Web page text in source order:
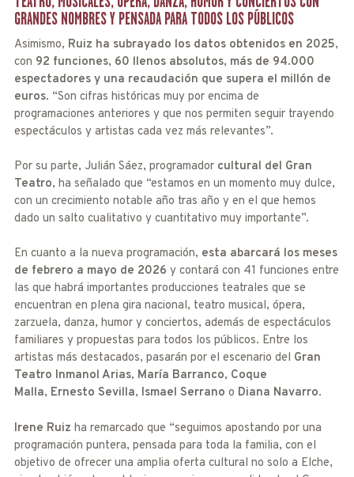
GRANDES NOMBRES Y PENSADA PARA TODOS LOS PÚBLICOS
Asimismo, Ruiz ha subrayado los datos obtenidos en 2025,
con 92 funciones, 60 llenos absolutos, más de 94.000
espectadores y una recaudación que supera el millón de
euros. “Son cifras históricas muy por encima de
programaciones anteriores y que nos permiten seguir trayendo
espectáculos y artistas cada vez más relevantes”.
Por su parte, Julián Sáez, programador cultural del Gran
Teatro, ha señalado que “estamos en un momento muy dulce,
con un crecimiento notable año tras año y en el que hemos
dado un salto cualitativo y cuantitativo muy importante”.
En cuanto a la nueva programación, esta abarcará los meses
de febrero a mayo de 2026 y contará con 41 funciones entre
las que habrá importantes producciones teatrales que se
encuentran en plena gira nacional, teatro musical, ópera,
zarzuela, danza, humor y conciertos, además de espectáculos
familiares y propuestas para todos los públicos. Entre los
artistas más destacados, pasarán por el escenario del Gran
Teatro Inmanol Arias, María Barranco, Coque
Malla, Ernesto Sevilla, Ismael Serrano o Diana Navarro.
Irene Ruiz ha remarcado que “seguimos apostando por una
programación puntera, pensada para toda la familia, con el
objetivo de ofrecer una amplia oferta cultural no solo a Elche,